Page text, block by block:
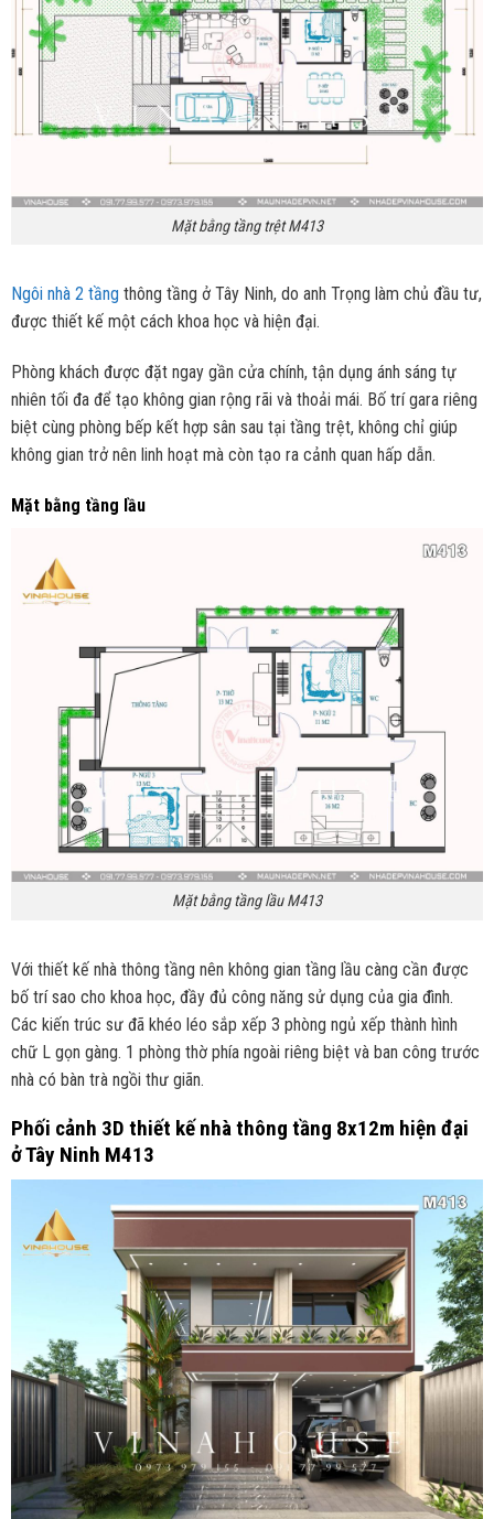
Mặt bằng tầng trệt M413
Ngôi nhà 2 tầng thông tầng ở Tây Ninh, do anh Trọng làm chủ đầu tư,
được thiết kế một cách khoa học và hiện đại.
Phòng khách được đặt ngay gần cửa chính, tận dụng ánh sáng tự
nhiên tối đa để tạo không gian rộng rãi và thoải mái. Bố trí gara riêng
biệt cùng phòng bếp kết hợp sân sau tại tầng trệt, không chỉ giúp
không gian trở nên linh hoạt mà còn tạo ra cảnh quan hấp dẫn.
Mặt bằng tầng lầu
Mặt bằng tầng lầu M413
Với thiết kế nhà thông tầng nên không gian tầng lầu càng cần được
bố trí sao cho khoa học, đầy đủ công năng sử dụng của gia đình.
Các kiến trúc sư đã khéo léo sắp xếp 3 phòng ngủ xếp thành hình
chữ L gọn gàng. 1 phòng thờ phía ngoài riêng biệt và ban công trước
nhà có bàn trà ngồi thư giãn.
Phối cảnh 3D thiết kế nhà thông tầng 8x12m hiện đại
ở Tây Ninh M413